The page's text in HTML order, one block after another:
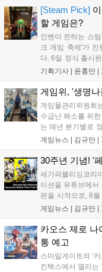
'마블 투혼: 파이
리'도 스팀에 정식
[Steam Pick]
할 게임은?
인벤이 전하는 스
크 게임 축제'가 진
다. 6일 정식 출시
세어 코브'가 호평
다. 유비소프트의 '
데이트 '라스트 라
기획기사 | 윤홍만
게임위, '생명
게임물관리위원회
수급난 해소를 위
는 매년 분기별로
고 있으며, 이번 행
따뜻한 실천에 참
확산에 앞장섰습니
게임뉴스 | 김규만
30주년 기념! '
세가퍼블리싱코리
이션을 유튜브에
편을 시작으로, 8
월 15일부터 10월
영상 및 대형 전광
게임뉴스 | 김규만
카오스 제로 나
통 예고
스마일게이트의 ‘
킨텍스에서 열리는